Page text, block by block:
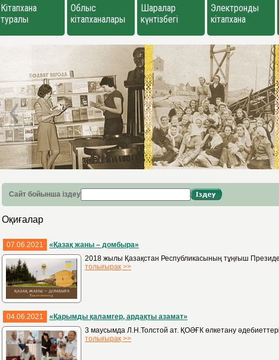
Кітапхана
туралы
Облыс
кітапханалары
Шаралар
күнтізбегі
Электронды
кітапхана
Сайт бойынша іздеу
Оқиғалар
07.06.2021
«Қазақ жаны – домбыра»
2018 жылы Қазақстан Республикасының тұңғыш
толығырақ >>
04.06.2021
«Қарымды қаламгер, ардақты азамат»
3 маусымда Л.Н.Толстой ат. ҚОӘҒК өлкетану
толығырақ >>